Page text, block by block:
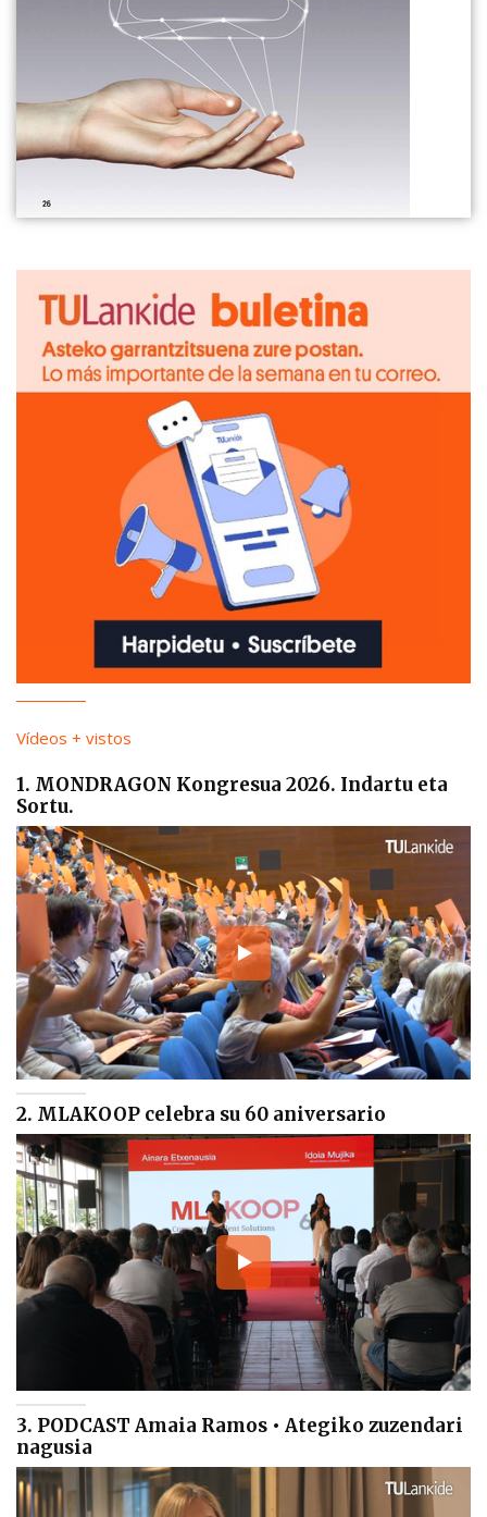
Vídeos + vistos
1. MONDRAGON Kongresua 2026. Indartu eta
Sortu.
2. MLAKOOP celebra su 60 aniversario
3. PODCAST Amaia Ramos • Ategiko zuzendari
nagusia